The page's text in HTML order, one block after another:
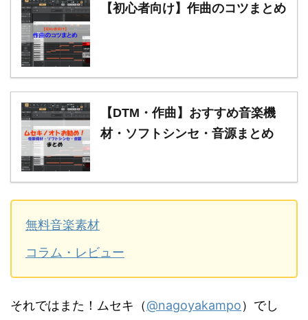
【初心者向け】作曲のコツまとめ
【DTM・作曲】おすすめ音楽機
材・ソフトシンセ・音源まとめ
無料音楽素材
コラム・レビュー
それではまた！ムセキ（@nagoyakampo）でし